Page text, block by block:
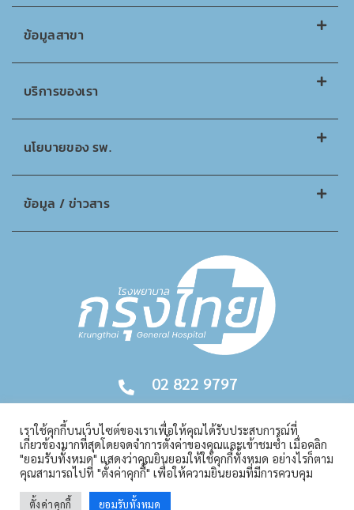
ข้อมูลสาขา
บริการของเรา
นโยบายของ รพ.
ข้อมูล / ข่าวสาร
02 822 9797
Copyright © 2026. All Rights Reserved | Krungthai Hospital
เราใช้คุกกี้บนเว็บไซต์ของเราเพื่อให้คุณได้รับประสบการณ์ที่
เกี่ยวข้องมากที่สุดโดยจดจำการตั้งค่าของคุณและเข้าชมซ้ำ เมื่อคลิก
"ยอมรับทั้งหมด" แสดงว่าคุณยินยอมให้ใช้คุกกี้ทั้งหมด อย่างไรก็ตาม
คุณสามารถไปที่ "ตั้งค่าคุกกี้" เพื่อให้ความยินยอมที่มีการควบคุม
ตั้งค่าคุกกี้ ยอมรับทั้งหมด